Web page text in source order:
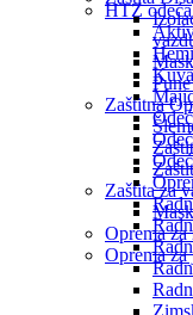
Zaštitna
Zaštita za
Oprema za
Oprema za
HTZ odeća